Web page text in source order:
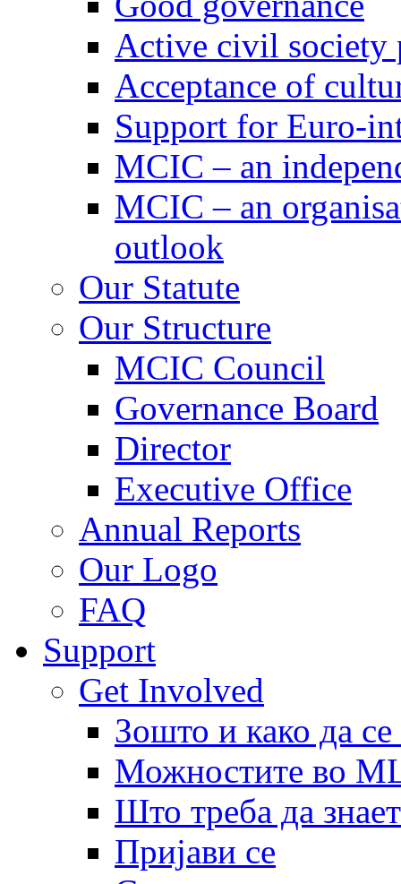
Active civil society
Acceptance of
Support for Euro-
MCIC – an
MCIC – an
outlook
Our Statute
Our Structure
MCIC Council
Governance Board
Director
Executive Office
Annual Reports
Our Logo
FAQ
Support
Get Involved
Зошто и како да
Можностите во
Што треба да
Пријави се